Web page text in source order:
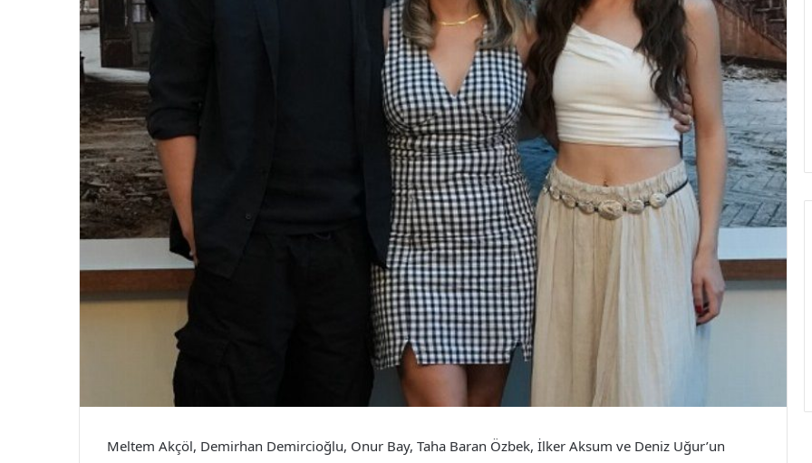
Meltem Akçöl, Demirhan Demircioğlu, Onur Bay, Taha Baran Özbek, İlker Aksum ve Deniz Uğur’un